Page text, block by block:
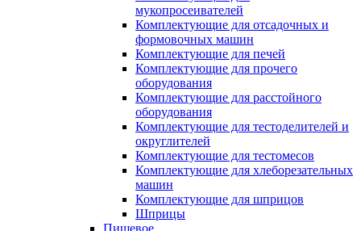
мукопросеивателей
Комплектующие для отсадочных и
формовочных машин
Комплектующие для печей
Комплектующие для прочего
оборудования
Комплектующие для расстойного
оборудования
Комплектующие для тестоделителей и
округлителей
Комплектующие для тестомесов
Комплектующие для хлеборезательных
машин
Комплектующие для шприцов
Шприцы
Пищевое